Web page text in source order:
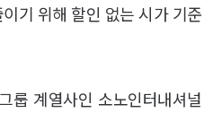
기 위해 할인 없는 시가 기준
룹 계열사인 소노인터내셔널